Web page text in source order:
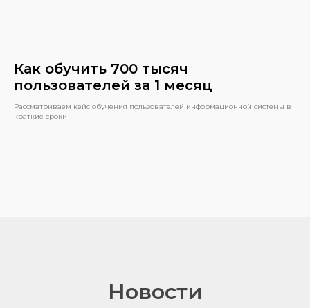
Как обучить 700 тысяч
пользователей за 1 месяц
Рассматриваем кейс обучения пользователей информационной системы в
краткие сроки
Новости